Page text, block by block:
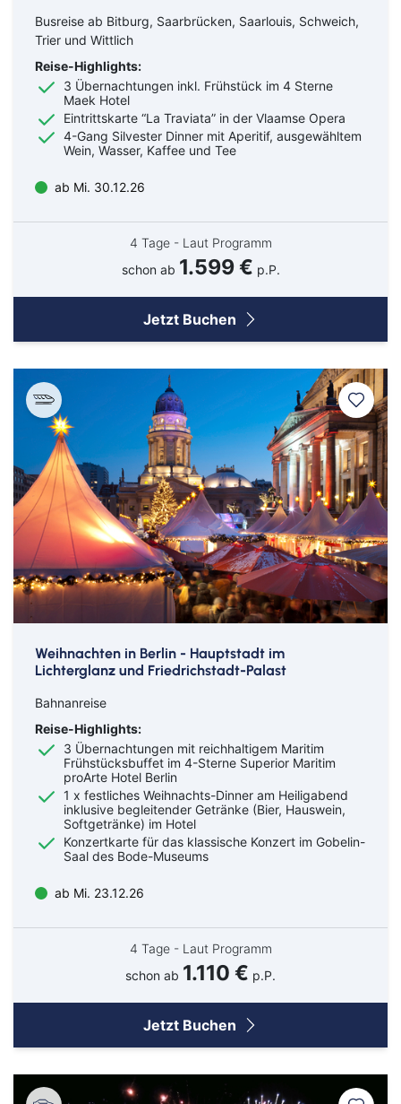
Busreise ab Bitburg, Saarbrücken, Saarlouis, Schweich,
Trier und Wittlich
Reise-Highlights:
3 Übernachtungen inkl. Frühstück im 4 Sterne
Maek Hotel
Eintrittskarte “La Traviata” in der Vlaamse Opera
4-Gang Silvester Dinner mit Aperitif, ausgewähltem
Wein, Wasser, Kaffee und Tee
ab Mi. 30.12.26
4 Tage - Laut Programm
schon ab 1.599 € p.P.
Jetzt Buchen
Weihnachten in Berlin - Hauptstadt im
Lichterglanz und Friedrichstadt-Palast
Bahnanreise
Reise-Highlights:
3 Übernachtungen mit reichhaltigem Maritim
Frühstücksbuffet im 4-Sterne Superior Maritim
proArte Hotel Berlin
1 x festliches Weihnachts-Dinner am Heiligabend
inklusive begleitender Getränke (Bier, Hauswein,
Softgetränke) im Hotel
Konzertkarte für das klassische Konzert im Gobelin-
Saal des Bode-Museums
ab Mi. 23.12.26
4 Tage - Laut Programm
schon ab 1.110 € p.P.
Jetzt Buchen